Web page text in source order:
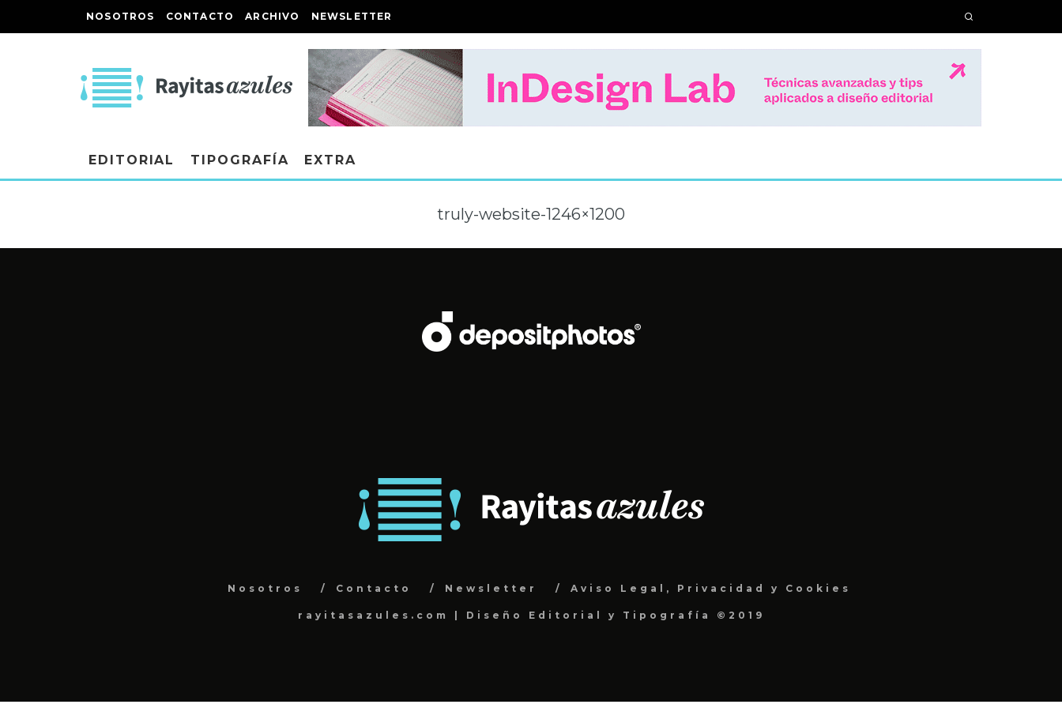
NOSOTROS CONTACTO ARCHIVO NEWSLETTER
EDITORIAL TIPOGRAFÍA EXTRA
truly-website-1246×1200
Nosotros Contacto Newsletter Aviso Legal, Privacidad y Cookies
rayitasazules.com | Diseño Editorial y Tipografía ©2019